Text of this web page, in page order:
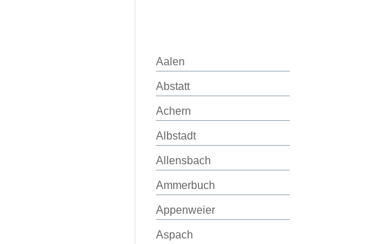
Aalen
Abstatt
Achern
Albstadt
Allensbach
Ammerbuch
Appenweier
Aspach